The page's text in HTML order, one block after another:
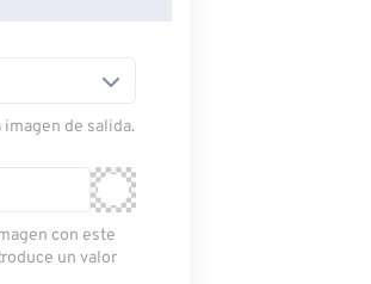
de salida.
con este
un valor